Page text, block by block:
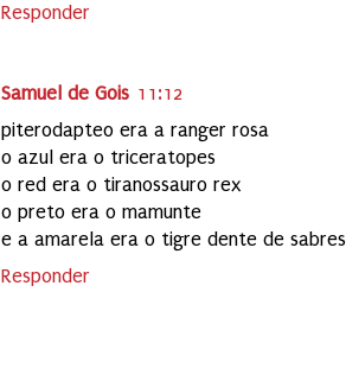
Responder
Samuel de Gois 11:12
piterodapteo era a ranger rosa
o azul era o triceratopes
o red era o tiranossauro rex
o preto era o mamunte
e a amarela era o tigre dente de sabres
Responder